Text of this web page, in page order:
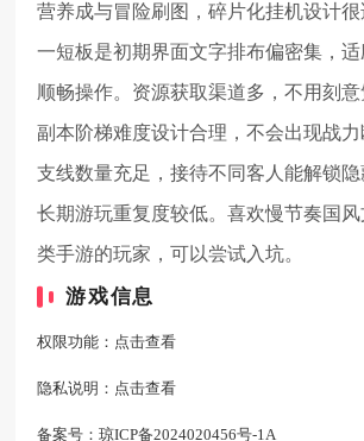
营养成与冒险刷图，碎片化挂机设计
一短板是初期界面文字排布偏密集，
顺畅操作。资源获取渠道多，不用刻意
副本阶梯难度设计合理，不会出现战
支线数量充足，接待不同客人能解锁隐
长期游玩重复度较低。喜欢慢节奏国
类手游的玩家，可以尝试入坑。
游戏信息
权限功能： 点击查看
隐私说明： 点击查看
备案号：琼ICP备2024020456号-1A